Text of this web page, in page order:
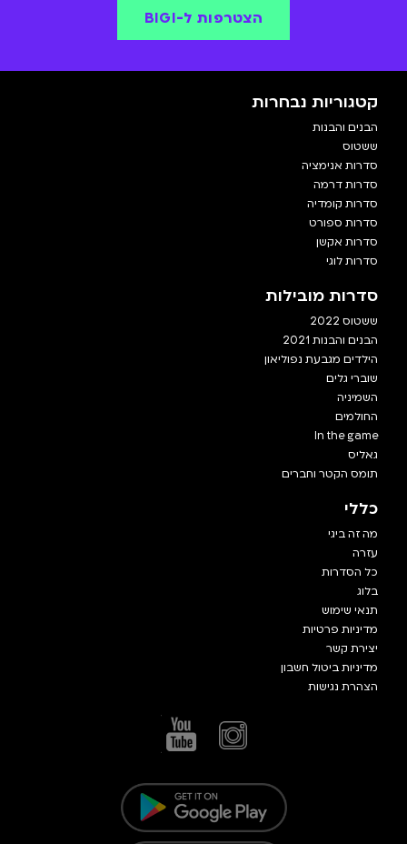
הצטרפות ל-BIGI
קטגוריות נבחרות
הבנים והבנות
ששטוס
סדרות אנימציה
סדרות דרמה
סדרות קומדיה
סדרות ספורט
סדרות אקשן
סדרות לוגי
סדרות מובילות
ששטוס 2022
הבנים והבנות 2021
הילדים מגבעת נפוליאון
שוברי גלים
השמיניה
החולמים
In the game
גאליס
תומס הקטר וחברים
כללי
מה זה ביגי
עזרה
כל הסדרות
בלוג
תנאי שימוש
מדיניות פרטיות
יצירת קשר
מדיניות ביטול חשבון
הצהרת נגישות